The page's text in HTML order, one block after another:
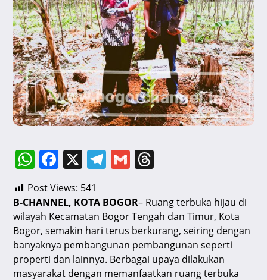
W
h
at
s
A
p
p
F
c
e
b
o
o
X T
e
gr
a
m
G
ai
l
e
a
d
s
Post Views: 541
B-CHANNEL, KOTA BOGOR– Ruang terbuka hijau di
wilayah Kecamatan Bogor Tengah dan Timur, Kota
Bogor, semakin hari terus berkurang, seiring dengan
banyaknya pembangunan pembangunan seperti
properti dan lainnya. Berbagai upaya dilakukan
masyarakat dengan memanfaatkan ruang terbuka